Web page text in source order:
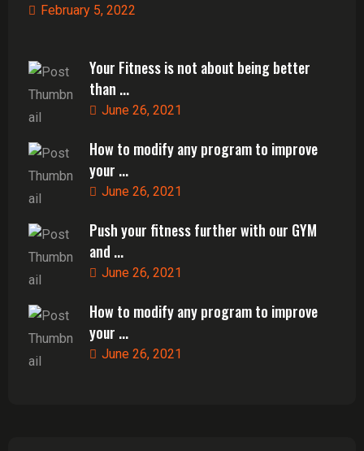
February 5, 2022
Your Fitness is not about being better
than ...
June 26, 2021
How to modify any program to improve
your ...
June 26, 2021
Push your fitness further with our GYM
and ...
June 26, 2021
How to modify any program to improve
your ...
June 26, 2021